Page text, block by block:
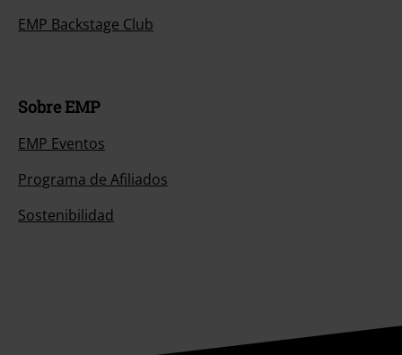
EMP Backstage Club
Sobre EMP
EMP Eventos
Programa de Afiliados
Sostenibilidad